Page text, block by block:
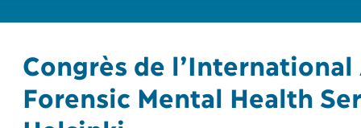
Congrès de
Forensic Mental Health